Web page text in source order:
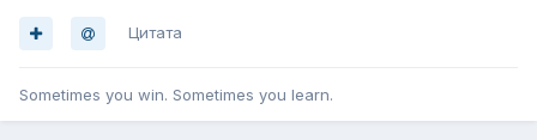
Цитата
Sometimes you win. Sometimes you learn.